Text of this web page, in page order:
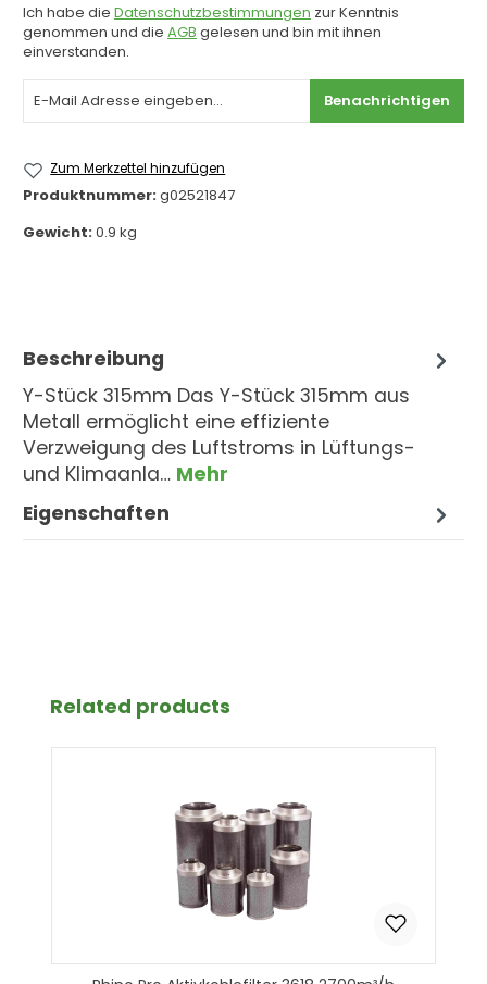
Ich habe die Datenschutzbestimmungen zur Kenntnis
genommen und die AGB gelesen und bin mit ihnen
einverstanden.
Benachrichtigen
Zum Merkzettel hinzufügen
Produktnummer:g02521847
Gewicht:0.9 kg
Beschreibung
Y-Stück 315mm Das Y-Stück 315mm aus
Metall ermöglicht eine effiziente
Verzweigung des Luftstroms in Lüftungs-
und Klimaanla… Mehr
Eigenschaften
Produktgalerie überspringen
Related products